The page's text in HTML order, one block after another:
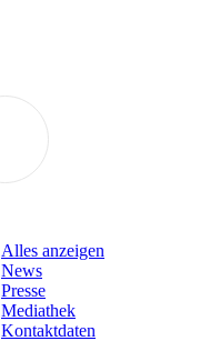
Alles anzeigen
News
Presse
Mediathek
Kontaktdaten